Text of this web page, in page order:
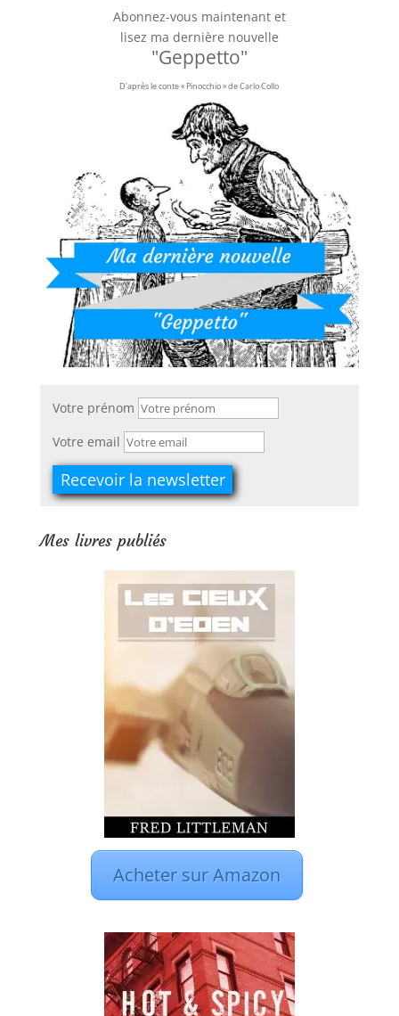
Abonnez-vous maintenant et
lisez ma dernière nouvelle
"Geppetto"
D'après le conte « Pinocchio » de Carlo Collo
Votre prénom
Votre email
Mes livres publiés
Acheter sur Amazon